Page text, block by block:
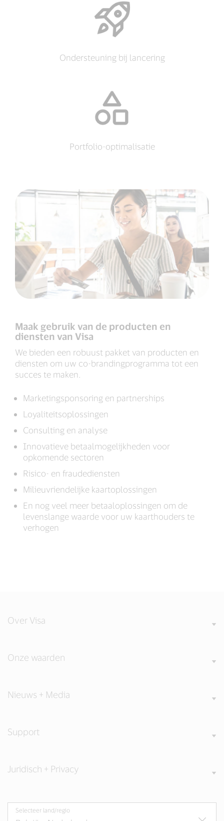
Ondersteuning bij lancering
Portfolio-optimalisatie
Maak gebruik van de producten en
diensten van Visa
We bieden een robuust pakket van producten en
diensten om uw co-brandingprogramma tot een
succes te maken.
Marketingsponsoring en partnerships
Loyaliteitsoplossingen
Consulting en analyse
Innovatieve betaalmogelijkheden voor
opkomende sectoren
Risico- en fraudediensten
Milieuvriendelijke kaartoplossingen
En nog veel meer betaaloplossingen om de
levenslange waarde voor uw kaarthouders te
verhogen
Over Visa
Onze waarden
Nieuws + Media
Support
Juridisch + Privacy
Selecteer land/regio